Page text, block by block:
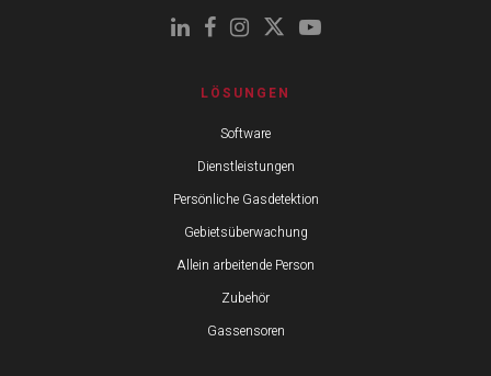
LÖSUNGEN
Software
Dienstleistungen
Persönliche Gasdetektion
Gebietsüberwachung
Allein arbeitende Person
Zubehör
Gassensoren